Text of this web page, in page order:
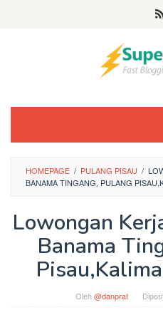
HOMEPAGE / PULANG PISAU /
BANAMA TINGANG, PULANG
Lowongan
Banama
Oleh@danprat